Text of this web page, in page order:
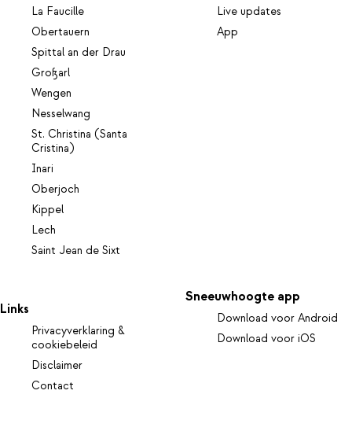
La Faucille
Obertauern
Spittal an der Drau
Großarl
Wengen
Nesselwang
St. Christina (Santa
Cristina)
Inari
Oberjoch
Kippel
Lech
Saint Jean de Sixt
Live updates
App
Links
Privacyverklaring &
cookiebeleid
Disclaimer
Contact
Sneeuwhoogte app
Download voor Android
Download voor iOS